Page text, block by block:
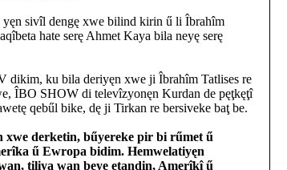
sivîl dengę xwe bilind kirin ű li Îbrahîm
hate serę Ahmet Kaya bila neyę serę
dikim, ku bila deriyęn xwe ji Îbrahîm Tatlises re
ÎBO SHOW di televîzyonęn Kurdan de pęţkęţî
qebűl bike, dę ji Tirkan re bersiveke baţ be.
xwe derketin, bűyereke pir bi rűmet ű
ű Ewropa bidim. Hemwelatiyęn
tiliya wan bęye ęţandin, Amerîkî ű